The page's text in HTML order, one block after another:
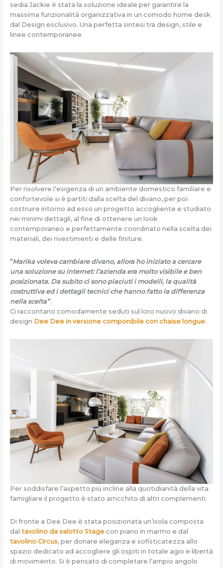
sedia Jackie è stata la soluzione ideale per garantire la
massima funzionalità organizzativa in un comodo home desk
dal Design esclusivo. Una perfetta sintesi tra design, stile e
linee contemporanee.
Per risolvere l’esigenza di un ambiente domestico familiare e
confortevole si è partiti dalla scelta del divano, per poi
costruire intorno ad esso un progetto accogliente e studiato
nei minimi dettagli, al fine di ottenere un look
contemporaneo e perfettamente coordinato nella scelta dei
materiali, dei rivestimenti e delle finiture.
“Marika voleva cambiare divano, allora ho iniziato a cercare
una soluzione su internet: l’azienda era molto visibile e ben
posizionata. Da subito ci sono piaciuti i modelli, la qualità
costruttiva ed i dettagli tecnici che hanno fatto la differenza
nella scelta” .
Ci raccontano comodamente seduti sul loro nuovo divano di
design Dee Dee in versione componibile con chaise longue.
Per soddisfare l’aspetto più incline alla quotidianità della vita
famigliare il progetto è stato arricchito di altri complementi.
Di fronte a Dee Dee è stata posizionata un’isola composta
dal tavolino da salotto Stage con piano in marmo e dal
tavolino Circus, per donare eleganza e sofisticatezza allo
spazio dedicato ad accogliere gli ospiti in totale agio e libertà
di movimento. Si è pensato di completare l’ampio angolo